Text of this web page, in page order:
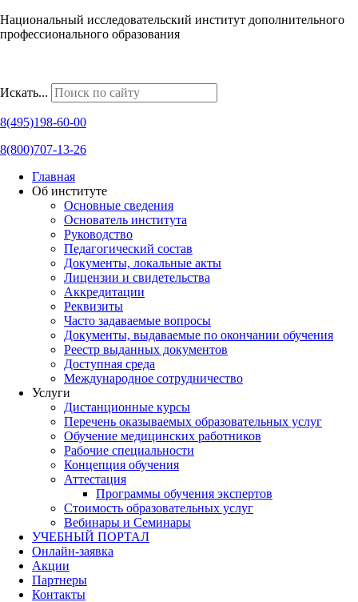
Национальный исследовательский институт дополнительного
профессионального образования
Искать...
8(495)198-60-00
8(800)707-13-26
Главная
Об институте
Основные сведения
Основатель института
Руководство
Педагогический состав
Документы, локальные акты
Лицензии и свидетельства
Аккредитации
Реквизиты
Часто задаваемые вопросы
Документы, выдаваемые по окончании обучения
Реестр выданных документов
Доступная среда
Международное сотрудничество
Услуги
Дистанционные курсы
Перечень оказываемых образовательных услуг
Обучение медицинских работников
Рабочие специальности
Концепция обучения
Аттестация
Программы обучения экспертов
Стоимость образовательных услуг
Вебинары и Семинары
УЧЕБНЫЙ ПОРТАЛ
Онлайн-заявка
Акции
Партнеры
Контакты